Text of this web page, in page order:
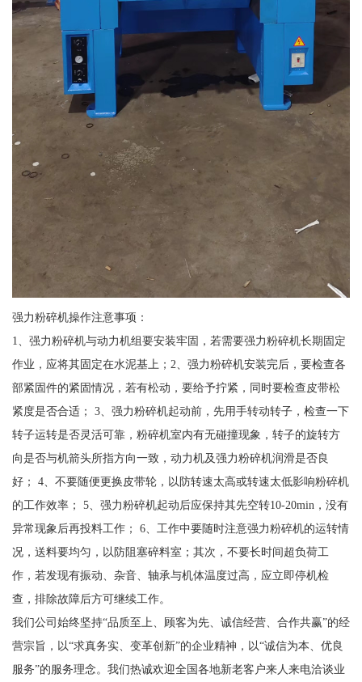
强力粉碎机操作注意事项：
1、强力粉碎机与动力机组要安装牢固，若需要强力粉碎机长期固定
作业，应将其固定在水泥基上；2、强力粉碎机安装完后，要检查各
部紧固件的紧固情况，若有松动，要给予拧紧，同时要检查皮带松
紧度是否合适； 3、强力粉碎机起动前，先用手转动转子，检查一下
转子运转是否灵活可靠，粉碎机室内有无碰撞现象，转子的旋转方
向是否与机箭头所指方向一致，动力机及强力粉碎机润滑是否良
好； 4、不要随便更换皮带轮，以防转速太高或转速太低影响粉碎机
的工作效率； 5、强力粉碎机起动后应保持其先空转10-20min，没有
异常现象后再投料工作； 6、工作中要随时注意强力粉碎机的运转情
况，送料要均匀，以防阻塞碎料室；其次，不要长时间超负荷工
作，若发现有振动、杂音、轴承与机体温度过高，应立即停机检
查，排除故障后方可继续工作。
我们公司始终坚持“品质至上、顾客为先、诚信经营、合作共赢”的经
营宗旨，以“求真务实、变革创新”的企业精神，以“诚信为本、优良
服务”的服务理念。我们热诚欢迎全国各地新老客户来人来电洽谈业